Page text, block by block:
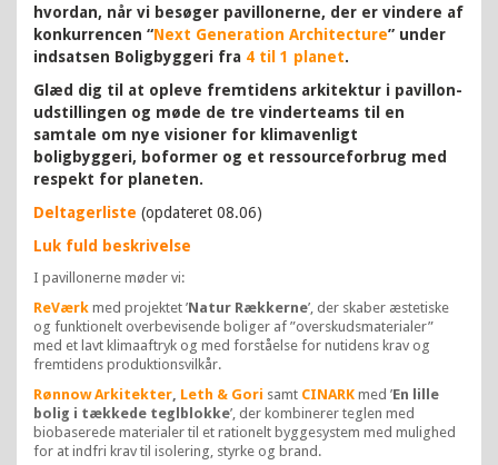
hvordan, når vi besøger pavillonerne, der er vindere af
konkurrencen “Next Generation Architecture” under
indsatsen Boligbyggeri fra 4 til 1 planet.
Glæd dig til at opleve fremtidens arkitektur i pavillon-
udstillingen og møde de tre vinderteams til en
samtale om nye visioner for klimavenligt
boligbyggeri, boformer og et ressourceforbrug med
respekt for planeten.
Deltagerliste (opdateret 08.06)
Luk fuld beskrivelse
I pavillonerne møder vi:
ReVærk med projektet ’Natur Rækkerne’, der skaber æstetiske
og funktionelt overbevisende boliger af ”overskudsmaterialer”
med et lavt klimaaftryk og med forståelse for nutidens krav og
fremtidens produktionsvilkår.
Rønnow Arkitekter, Leth & Gori samt CINARK med ’En lille
bolig i tækkede teglblokke’, der kombinerer teglen med
biobaserede materialer til et rationelt byggesystem med mulighed
for at indfri krav til isolering, styrke og brand.